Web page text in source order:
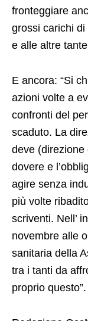
fronteggiare
grossi carichi
e alle altre
E ancora: “Si
azioni volte a
confronti del
scaduto. La
deve (direzione
dovere e
agire senza
più volte
scriventi. Nell’
novembre alle
sanitaria della
tra i tanti da
proprio questo”.